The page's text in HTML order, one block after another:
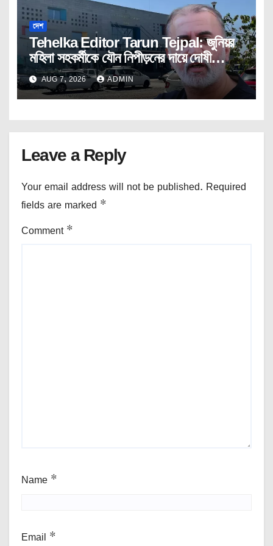
দেশ
Tehelka Editor Tarun Tejpal: জুনিয়র
মহিলা সহকর্মীকে যৌন নিপীড়নের দায়ে দোষী
সাব্যস্ত তেহেলকার সম্পাদক।
AUG 7, 2026 ADMIN
Leave a Reply
Your email address will not be published. Required
fields are marked *
Comment *
Name *
Email *